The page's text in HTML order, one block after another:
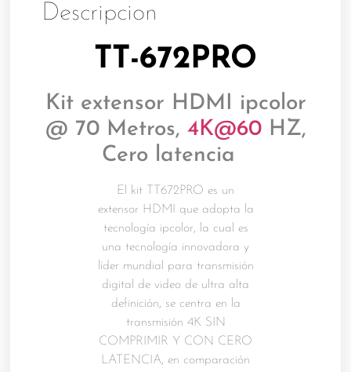
Descripcion
TT-672PRO
Kit extensor HDMI ipcolor
@ 70 Metros, 4K@60HZ,
Cero latencia
El kit TT672PRO es un
extensor HDMI que adopta la
tecnología ipcolor, la cual es
una tecnología innovadora y
líder mundial para transmisión
digital de video de ultra alta
definición, se centra en la
transmisión 4K SIN
COMPRIMIR Y CON CERO
LATENCIA, en comparación